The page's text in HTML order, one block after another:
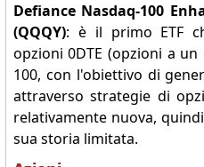
Defiance Nasdaq-100
(QQQY): è il primo ETF
opzioni 0DTE (opzioni a
100, con l'obiettivo di
attraverso strategie di
relativamente nuova,
sua storia limitata.